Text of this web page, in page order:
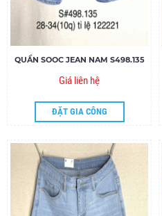
QUẦN SOOC JEAN NAM S498.135
Giá liên hệ
ĐẶT GIA CÔNG